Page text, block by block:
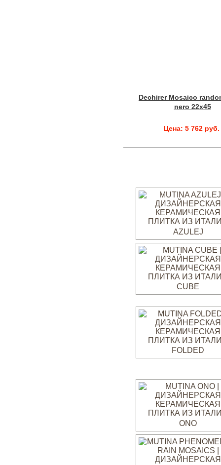
Dechirer Mosaico
nero 22x45
Цена: 5 762 руб.
AZULEJ
CUBE
FOLDED
ONO